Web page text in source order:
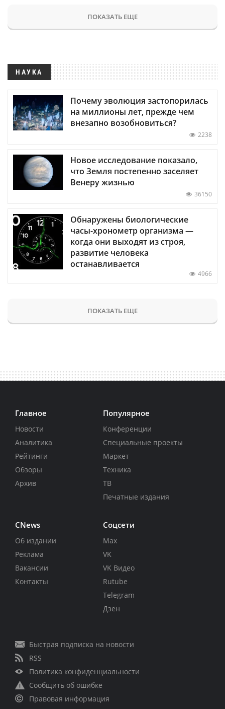
ПОКАЗАТЬ ЕЩЕ
НАУКА
Почему эволюция застопорилась
на миллионы лет, прежде чем
внезапно возобновиться?
2238
Новое исследование показало,
что Земля постепенно заселяет
Венеру жизнью
36150
Обнаружены биологические
часы-хронометр организма —
когда они выходят из строя,
развитие человека
останавливается
4966
ПОКАЗАТЬ ЕЩЕ
Главное
Новости
Аналитика
Рейтинги
Обзоры
Архив
Популярное
Конференции
Специальные проекты
Маркет
Техника
ТВ
Печатные издания
CNews
Об издании
Реклама
Вакансии
Контакты
Соцсети
Max
VK
VK Видео
Rutube
Telegram
Дзен
Быстрая подписка на новости
RSS
Политика конфиденциальности
Сообщить об ошибке
Правовая информация